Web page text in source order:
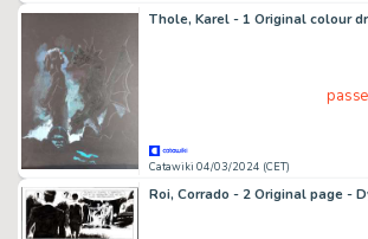
Catawiki 04/03/2024 (CET)